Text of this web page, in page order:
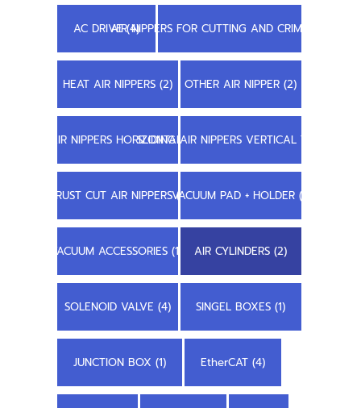
AC DRIVE (4)AIR NIPPERS FOR CUTTING AND CRIMPING (22)
HEAT AIR NIPPERS (2) OTHER AIR NIPPER (2)
SLIDING AIR NIPPERS HORIZONTAL TYPE (7)SLIDING AIR NIPPERS VERTICAL TYPE (8)
TRUST CUT AIR NIPPERS (1)VACUUM PAD + HOLDER (1)
VACUUM ACCESSORIES (11) AIR CYLINDERS (2)
SOLENOID VALVE (4) SINGEL BOXES (1)
JUNCTION BOX (1) EtherCAT (4)